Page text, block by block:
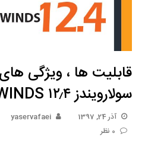
قابلیت ها ، ویژگی های
سولارویندز SOLARWINDS ۱۲٫۴
آذر 24, 1397 yaservafaei
0 نظر